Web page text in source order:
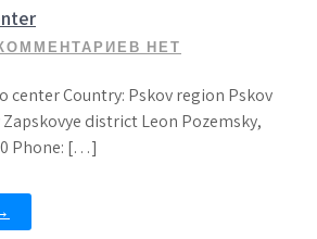
НЕТ
center Country: Pskov region Pskov
district Leon Pozemsky,
Phone: […]